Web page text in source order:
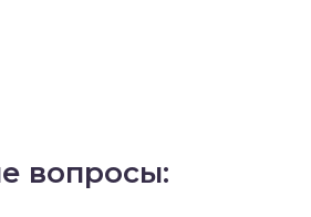
вопросы: